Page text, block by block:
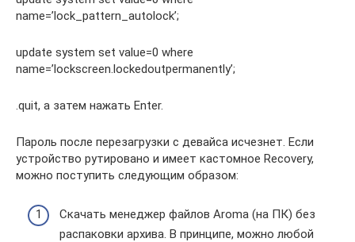
name=’lock_pattern_autolock’;
update system set value=0 where
name=’lockscreen.lockedoutpermanently’;
.quit, а затем нажать Enter.
Пароль после перезагрузки с девайса исчезнет. Если
устройство рутировано и имеет кастомное Recovery,
можно поступить следующим образом:
Скачать менеджер файлов Aroma (на ПК) без
распаковки архива. В принципе, можно любой